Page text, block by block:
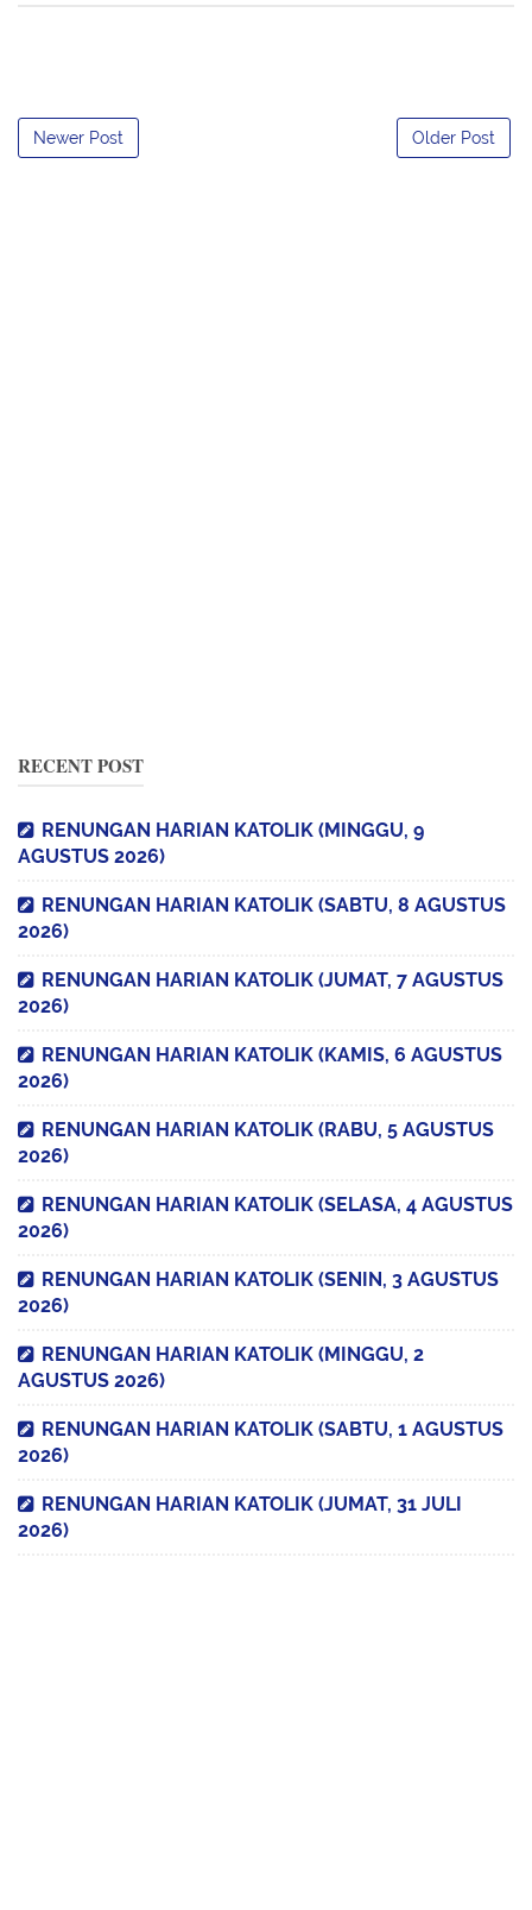
Newer Post Older Post
RECENT POST
RENUNGAN HARIAN KATOLIK (MINGGU, 9
AGUSTUS 2026)
RENUNGAN HARIAN KATOLIK (SABTU, 8 AGUSTUS
2026)
RENUNGAN HARIAN KATOLIK (JUMAT, 7 AGUSTUS
2026)
RENUNGAN HARIAN KATOLIK (KAMIS, 6 AGUSTUS
2026)
RENUNGAN HARIAN KATOLIK (RABU, 5 AGUSTUS
2026)
RENUNGAN HARIAN KATOLIK (SELASA, 4 AGUSTUS
2026)
RENUNGAN HARIAN KATOLIK (SENIN, 3 AGUSTUS
2026)
RENUNGAN HARIAN KATOLIK (MINGGU, 2
AGUSTUS 2026)
RENUNGAN HARIAN KATOLIK (SABTU, 1 AGUSTUS
2026)
RENUNGAN HARIAN KATOLIK (JUMAT, 31 JULI
2026)